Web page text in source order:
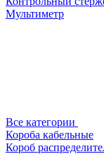
Мультиметр
Все категории
Короба кабельные
Короб